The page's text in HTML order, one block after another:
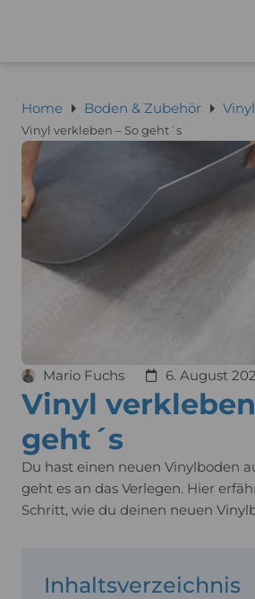
Home Boden & Zubehör
Vinyl verkleben – So geht´s
Vinyl verkleben
geht´s
Mario Fuchs 6. August
Du hast einen neuen Vinylboden
geht es an das Verlegen. Hier
Schritt, wie du deinen neuen
Inhaltsverzeichnis